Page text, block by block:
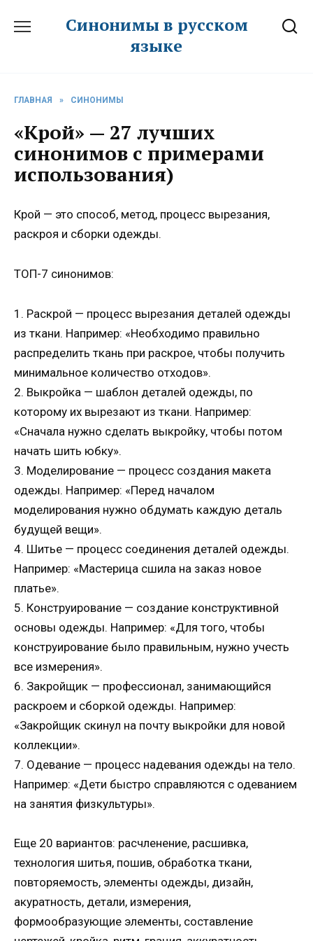
Синонимы в русском
языке
ГЛАВНАЯ » СИНОНИМЫ
«Крой» — 27 лучших
синонимов с примерами
использования)
Крой — это способ, метод, процесс вырезания,
раскроя и сборки одежды.
ТОП-7 синонимов:
1. Раскрой — процесс вырезания деталей одежды
из ткани. Например: «Необходимо правильно
распределить ткань при раскрое, чтобы получить
минимальное количество отходов».
2. Выкройка — шаблон деталей одежды, по
которому их вырезают из ткани. Например:
«Сначала нужно сделать выкройку, чтобы потом
начать шить юбку».
3. Моделирование — процесс создания макета
одежды. Например: «Перед началом
моделирования нужно обдумать каждую деталь
будущей вещи».
4. Шитье — процесс соединения деталей одежды.
Например: «Мастерица сшила на заказ новое
платье».
5. Конструирование — создание конструктивной
основы одежды. Например: «Для того, чтобы
конструирование было правильным, нужно учесть
все измерения».
6. Закройщик — профессионал, занимающийся
раскроем и сборкой одежды. Например:
«Закройщик скинул на почту выкройки для новой
коллекции».
7. Одевание — процесс надевания одежды на тело.
Например: «Дети быстро справляются с одеванием
на занятия физкультуры».
Еще 20 вариантов: расчленение, расшивка,
технология шитья, пошив, обработка ткани,
повторяемость, элементы одежды, дизайн,
акуратность, детали, измерения,
формообразующие элементы, составление